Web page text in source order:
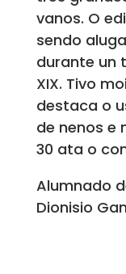
vanos. O
sendo
durante un
XIX. Tivo
destaca o
de nenos e
30 ata o
Alumnado
Dionisio